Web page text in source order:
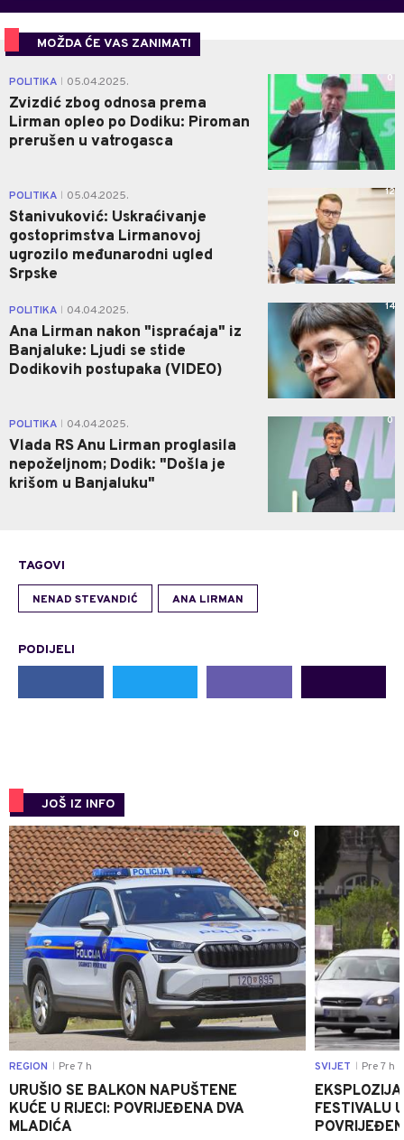
MOŽDA ĆE VAS ZANIMATI
POLITIKA 05.04.2025.
Zvizdić zbog odnosa prema
Lirman opleo po Dodiku: Piroman
prerušen u vatrogasca
0
POLITIKA 05.04.2025.
Stanivuković: Uskraćivanje
gostoprimstva Lirmanovoj
ugrozilo međunarodni ugled
Srpske
12
POLITIKA 04.04.2025.
Ana Lirman nakon "ispraćaja" iz
Banjaluke: Ljudi se stide
Dodikovih postupaka (VIDEO)
14
POLITIKA 04.04.2025.
Vlada RS Anu Lirman proglasila
nepoželjnom; Dodik: "Došla je
krišom u Banjaluku"
0
TAGOVI
NENAD STEVANDIĆ ANA LIRMAN
PODIJELI
JOŠ IZ INFO
0
REGION Pre 7 h
URUŠIO SE BALKON NAPUŠTENE
KUĆE U RIJECI: POVRIJEĐENA DVA
MLADIĆA
SVIJET Pre 7 h
FESTIVALU